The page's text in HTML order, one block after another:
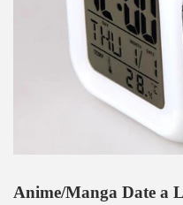
Anime/Manga Date a